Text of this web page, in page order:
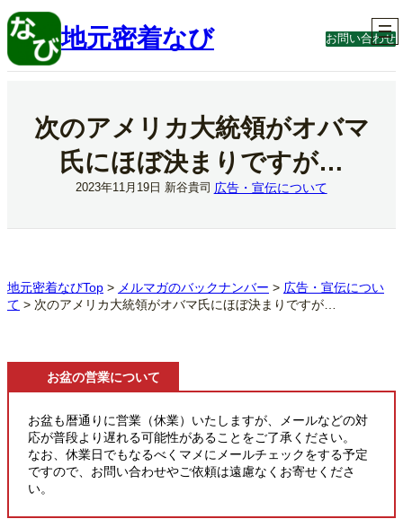
内
容
ス
地元密着なび お問い合わせ
次のアメリカ大統領がオバマ
氏にほぼ決まりですが…
2023年11月19日 新谷貴司 広告・宣伝について
地元密着なびTop > メルマガのバックナンバー > 広告・宣伝につい
て > 次のアメリカ大統領がオバマ氏にほぼ決まりですが…
お盆の営業について
お盆も暦通りに営業（休業）いたしますが、メールなどの対
応が普段より遅れる可能性があることをご了承ください。
なお、休業日でもなるべくマメにメールチェックをする予定
ですので、お問い合わせやご依頼は遠慮なくお寄せくださ
い。